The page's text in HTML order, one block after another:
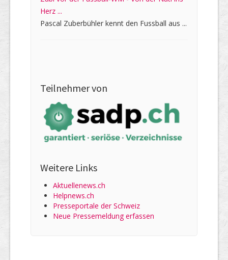
Herz ...
Pascal Zuberbühler kennt den Fussball aus ...
Teilnehmer von
Weitere Links
Aktuellenews.ch
Helpnews.ch
Presseportale der Schweiz
Neue Pressemeldung erfassen